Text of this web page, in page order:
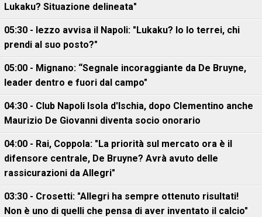
Lukaku? Situazione delineata"
05:30 - Iezzo avvisa il Napoli: "Lukaku? Io lo terrei, chi
prendi al suo posto?"
05:00 - Mignano: “Segnale incoraggiante da De Bruyne,
leader dentro e fuori dal campo"
04:30 - Club Napoli Isola d'Ischia, dopo Clementino anche
Maurizio De Giovanni diventa socio onorario
04:00 - Rai, Coppola: "La priorità sul mercato ora è il
difensore centrale, De Bruyne? Avrà avuto delle
rassicurazioni da Allegri"
03:30 - Crosetti: "Allegri ha sempre ottenuto risultati!
Non è uno di quelli che pensa di aver inventato il calcio"